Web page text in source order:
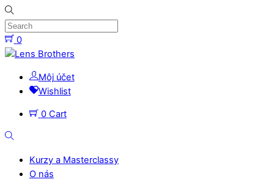
Skip
to
content
0
Menu
Môj účet
Wishlist
0 Cart
Search
Kurzy a Masterclassy
O nás